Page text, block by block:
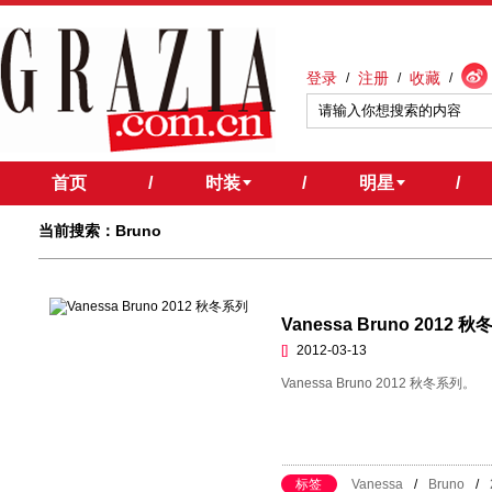
登录 / 注册 / 收藏 /
首页 / 时装 / 明星 /
当前搜索：Bruno
Vanessa Bruno 2012 秋
[] 2012-03-13
Vanessa Bruno 2012 秋冬系列。
标签 Vanessa / Bruno /